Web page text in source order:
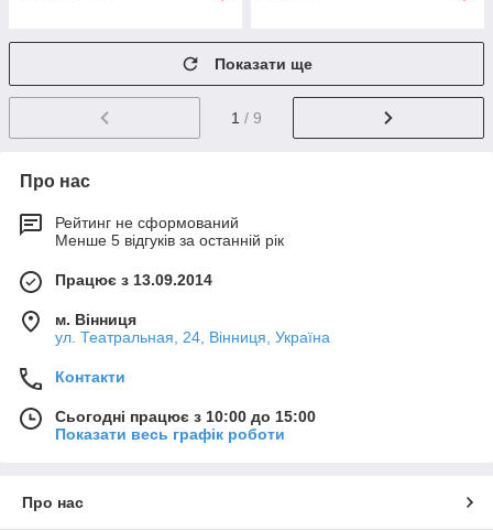
Показати ще
1 / 9
Про нас
Рейтинг не сформований
Менше 5 відгуків за останній рік
Працює з 13.09.2014
м. Вінниця
ул. Театральная, 24, Вінниця, Україна
Контакти
Сьогодні працює з 10:00 до 15:00
Показати весь графік роботи
Про нас